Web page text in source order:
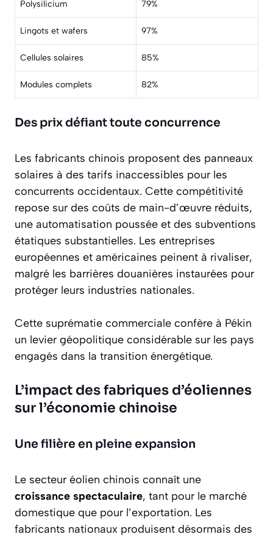
Polysilicium 79%
Lingots et wafers 97%
Cellules solaires 85%
Modules complets 82%
Des prix défiant toute concurrence
Les fabricants chinois proposent des panneaux
solaires à des tarifs inaccessibles pour les
concurrents occidentaux. Cette compétitivité
repose sur des coûts de main-d’œuvre réduits,
une automatisation poussée et des subventions
étatiques substantielles. Les entreprises
européennes et américaines peinent à rivaliser,
malgré les barrières douanières instaurées pour
protéger leurs industries nationales.
Cette suprématie commerciale confère à Pékin
un levier géopolitique considérable sur les pays
engagés dans la transition énergétique.
L’impact des fabriques d’éoliennes
sur l’économie chinoise
Une filière en pleine expansion
Le secteur éolien chinois connaît une
croissance spectaculaire, tant pour le marché
domestique que pour l’exportation. Les
fabricants nationaux produisent désormais des